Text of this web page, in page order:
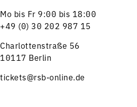
Mo bis Fr 9:00 bis 18:00
+49 (0) 30 202 987 15
Charlottenstraße 56
10117 Berlin
tickets@rsb-online.de